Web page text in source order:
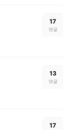
17
댓글
13
댓글
17